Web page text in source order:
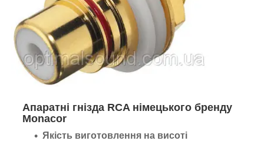
Апаратні гнізда RCA німецького бренду
Monacor
Якість виготовлення на висоті